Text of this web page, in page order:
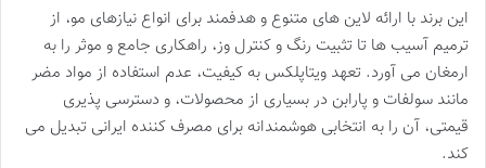
این برند با ارائه لاین های متنوع و هدفمند برای انواع نیازهای مو، از
ترمیم آسیب ها تا تثبیت رنگ و کنترل وز، راهکاری جامع و موثر را به
ارمغان می آورد. تعهد ویتاپلکس به کیفیت، عدم استفاده از مواد مضر
مانند سولفات و پارابن در بسیاری از محصولات، و دسترسی پذیری
قیمتی، آن را به انتخابی هوشمندانه برای مصرف کننده ایرانی تبدیل می
کند.